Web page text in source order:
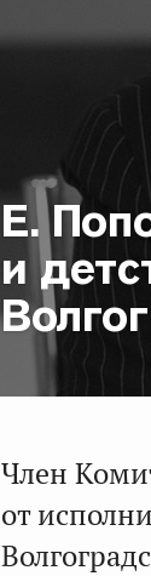
Е.
и
Член
от